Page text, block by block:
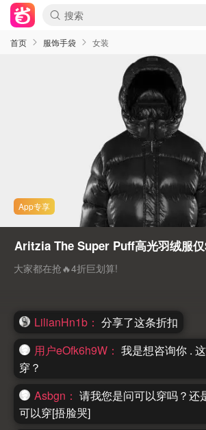
首页 服饰手袋 女装
LilianHn1b： 分享了这条折扣
用户eOfk6h9W： 我是想咨询你 .
穿？
Asbgn： 请我您是问可以穿吗？还
可以穿[捂脸哭]
Aritzia The Super Puff高光羽绒服仅
大家都在抢🔥4折巨划算!